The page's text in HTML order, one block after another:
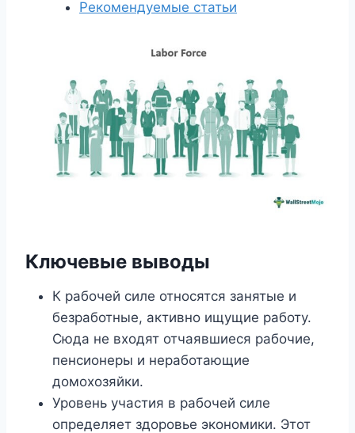
Рекомендуемые статьи
Ключевые выводы
К рабочей силе относятся занятые и
безработные, активно ищущие работу.
Сюда не входят отчаявшиеся рабочие,
пенсионеры и неработающие
домохозяйки.
Уровень участия в рабочей силе
определяет здоровье экономики. Этот